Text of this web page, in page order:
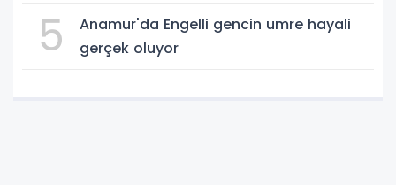
5
Anamur'da Engelli gencin umre hayali
gerçek oluyor